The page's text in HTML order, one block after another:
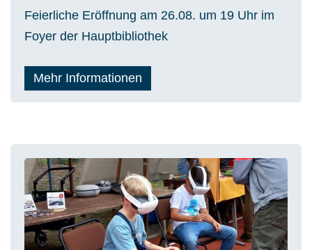
Feierliche Eröffnung am 26.08. um 19 Uhr im
Foyer der Hauptbibliothek
Mehr Informationen